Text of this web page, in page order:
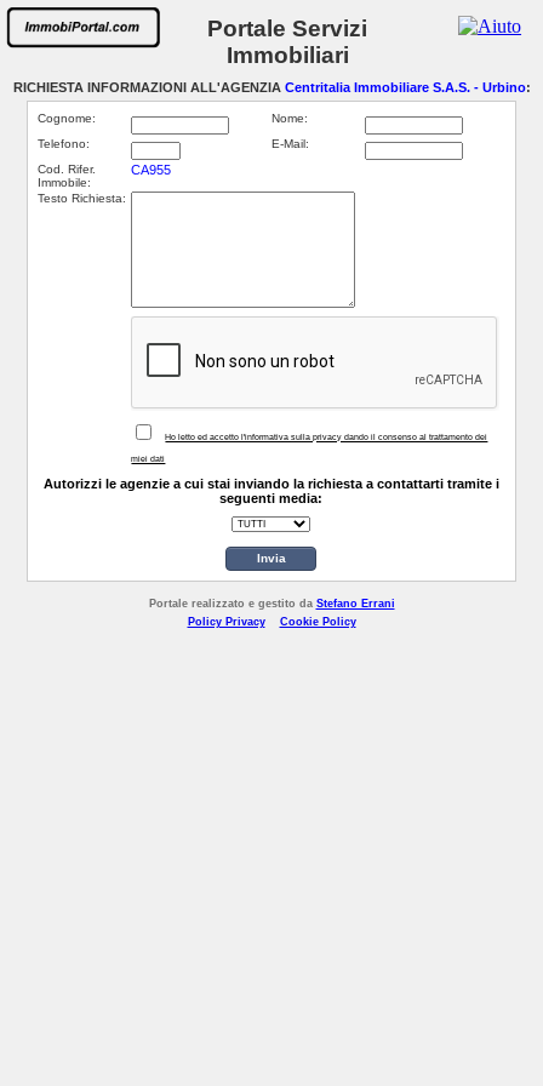
Portale Servizi
Immobiliari
RICHIESTA INFORMAZIONI ALL'AGENZIA Centritalia Immobiliare S.A.S. - Urbino:
Cognome:
Nome:
Telefono:
E-Mail:
Cod. Rifer.
Immobile:
CA955
Testo Richiesta:
Ho letto ed accetto l'informativa sulla privacy dando il consenso al trattamento dei
miei dati
Autorizzi le agenzie a cui stai inviando la richiesta a contattarti tramite i
seguenti media:
Invia
Portale realizzato e gestito da Stefano Errani
Policy Privacy
Cookie Policy